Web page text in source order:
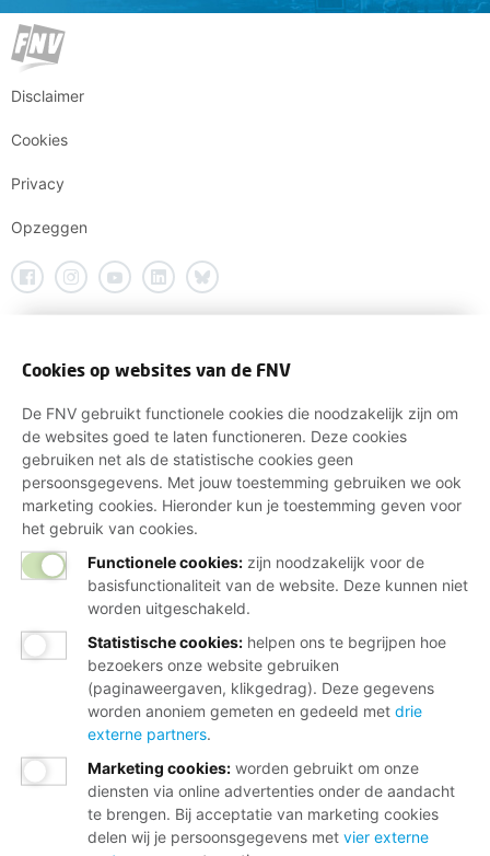
Disclaimer
Cookies
Privacy
Opzeggen
Cookies op websites van de FNV
De FNV gebruikt functionele cookies die noodzakelijk zijn om
de websites goed te laten functioneren. Deze cookies
gebruiken net als de statistische cookies geen
persoonsgegevens. Met jouw toestemming gebruiken we ook
marketing cookies. Hieronder kun je toestemming geven voor
het gebruik van cookies.
Functionele cookies: zijn noodzakelijk voor de
basisfunctionaliteit van de website. Deze kunnen niet
worden uitgeschakeld.
Statistische cookies: helpen ons te begrijpen hoe
bezoekers onze website gebruiken
(paginaweergaven, klikgedrag). Deze gegevens
worden anoniem gemeten en gedeeld met drie
externe partners.
Marketing cookies: worden gebruikt om onze
diensten via online advertenties onder de aandacht
te brengen. Bij acceptatie van marketing cookies
delen wij je persoonsgegevens met vier externe